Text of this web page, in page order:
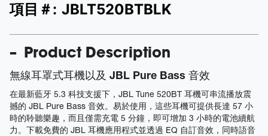
項目＃: JBLT520BTBLK
Product Description
無線耳罩式耳機以及 JBL Pure Bass 音效
在最新藍牙 5.3 科技支援下，JBL Tune 520BT 耳機可串流播放震
撼的 JBL Pure Bass 音效。易於使用，這些耳機可提供長達 57 小
時的聆聽樂趣，而且僅需充電 5 分鐘，即可增加 3 小時的電池續航
力。下載免費的 JBL 耳機應用程式並透過 EQ 自訂音效，同時語音